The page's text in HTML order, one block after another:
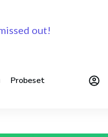
out!
Probeset